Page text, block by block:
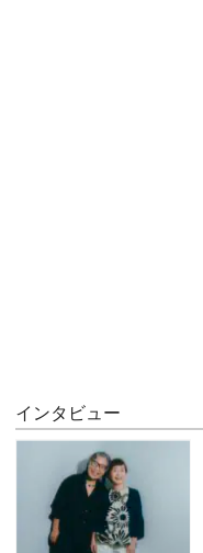
インタビュー